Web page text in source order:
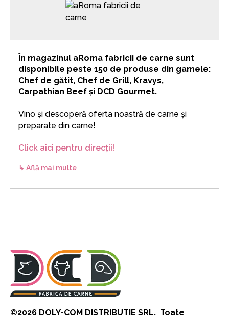
În magazinul aRoma fabricii de carne sunt
disponibile peste 150 de produse din gamele:
Chef de gătit, Chef de Grill, Kravys,
Carpathian Beef și DCD Gourmet.
Vino și descoperă oferta noastră de carne și
preparate din carne!
Click aici pentru direcții!
↳ Află mai multe
©2026 DOLY-COM DISTRIBUTIE SRL. Toate